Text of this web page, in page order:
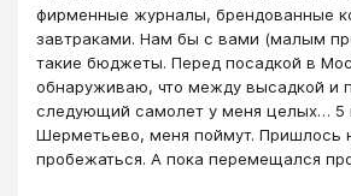
фирменные журналы, брендованные
завтраками. Нам бы с вами (малым
такие бюджеты. Перед посадкой в
обнаруживаю, что между высадкой и
следующий самолет у меня целых… 5
Шерметьево, меня поймут. Пришлось
пробежаться. А пока перемещался